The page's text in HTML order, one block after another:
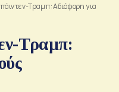
Τραμπ: Αδιάφορη για
Τραμπ: